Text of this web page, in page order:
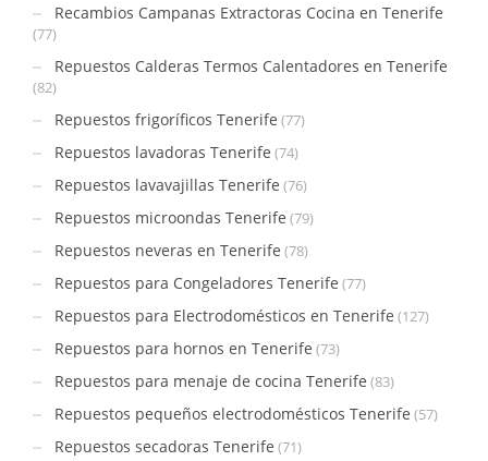
Recambios Campanas Extractoras Cocina en Tenerife
(77)
Repuestos Calderas Termos Calentadores en Tenerife
(82)
Repuestos frigoríficos Tenerife (77)
Repuestos lavadoras Tenerife (74)
Repuestos lavavajillas Tenerife (76)
Repuestos microondas Tenerife (79)
Repuestos neveras en Tenerife (78)
Repuestos para Congeladores Tenerife (77)
Repuestos para Electrodomésticos en Tenerife (127)
Repuestos para hornos en Tenerife (73)
Repuestos para menaje de cocina Tenerife (83)
Repuestos pequeños electrodomésticos Tenerife (57)
Repuestos secadoras Tenerife (71)